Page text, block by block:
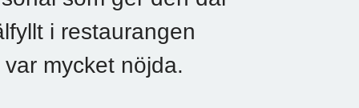
i restaurangen
mycket nöjda.